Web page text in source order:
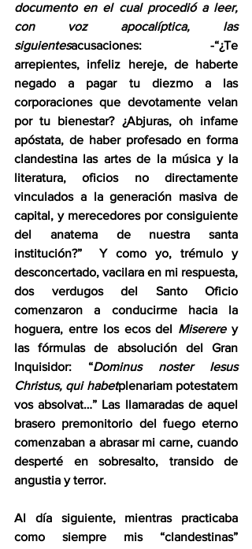
documento en el cual procedió a leer,
con voz apocalíptica, las
siguientesacusaciones: -“¿Te
arrepientes, infeliz hereje, de haberte
negado a pagar tu diezmo a las
corporaciones que devotamente velan
por tu bienestar? ¿Abjuras, oh infame
apóstata, de haber profesado en forma
clandestina las artes de la música y la
literatura, oficios no directamente
vinculados a la generación masiva de
capital, y merecedores por consiguiente
del anatema de nuestra santa
institución?”  Y como yo, trémulo y
desconcertado, vacilara en mi respuesta,
dos verdugos del Santo Oficio
comenzaron a conducirme hacia la
hoguera, entre los ecos del Miserere y
las fórmulas de absolución del Gran
Inquisidor: “Dominus noster Iesus
Christus, qui habetplenariam potestatem
vos absolvat…” Las llamaradas de aquel
brasero premonitorio del fuego eterno
comenzaban a abrasar mi carne, cuando
desperté en sobresalto, transido de
angustia y terror.
Al día siguiente, mientras practicaba
como siempre mis “clandestinas”